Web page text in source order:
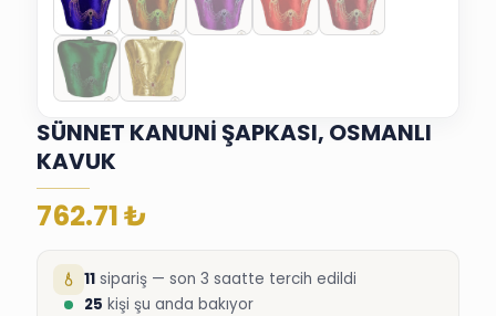
SÜNNET KANUNİ ŞAPKASI, OSMANLI
KAVUK
762.71₺
11 sipariş — son 3 saatte tercih edildi
25 kişi şu anda bakıyor